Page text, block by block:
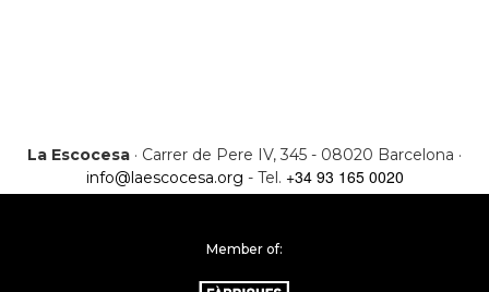
La Escocesa · Carrer de Pere IV, 345 - 08020 Barcelona ·
info@laescocesa.org - Tel. +34 93 165 0020
Member of: